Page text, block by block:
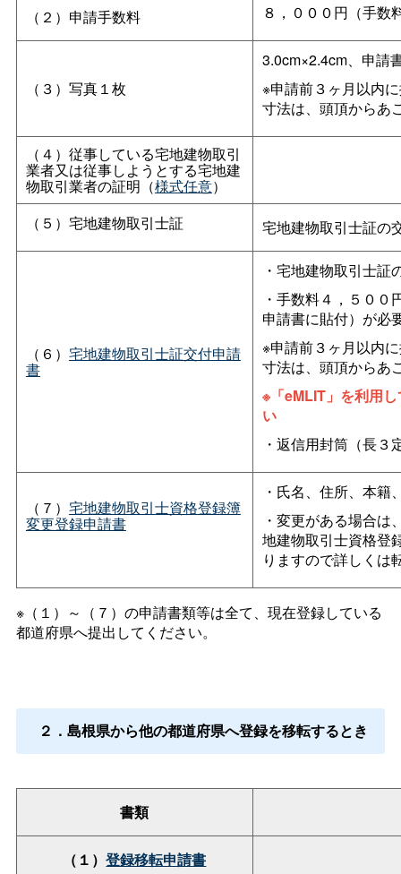
（２）申請手数料 ８，０００円（手数
（３）写真１枚
3.0cm×2.4cm、申請
※申請前３ヶ月以内
寸法は、頭頂からあ
（４）従事している宅地建物取引
業者又は従事しようとする宅地建
物取引業者の証明（様式任意）
（５）宅地建物取引士証
宅地建物取引士証の
（６） 宅地建物取引士証交付申請
書
・宅地建物取引士
・手数料４，５０
申請書に貼付）が必
※申請前３ヶ月以内
寸法は、頭頂からあ
※「eMLIT」を利用
い
・返信用封筒（長
（７） 宅地建物取引士資格登録簿
変更登録申請書
・氏名、住所、本
・変更がある場合
地建物取引士資格登
りますので詳しくは
※（１）～（７）の申請書類等は全て、現在登録している
都道府県へ提出してください。
２．島根県から他の都道府県へ登録を移転するとき
書類
（１）登録移転申請書